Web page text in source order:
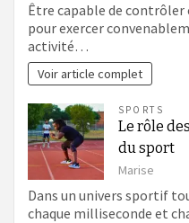
Être capable de
pour exercer
activité…
Voir article complet
SPORTS
Le rôle
du sport
Marise
Dans un univers sportif
chaque milliseconde et